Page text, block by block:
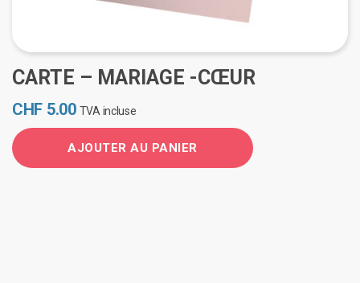
CARTE – MARIAGE -CŒUR
CHF 5.00 TVA incluse
AJOUTER AU PANIER